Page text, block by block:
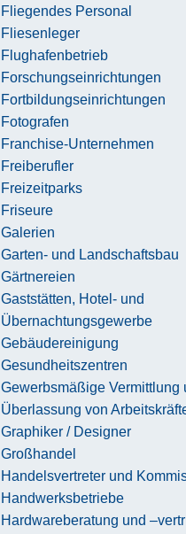
Fliegendes Personal
Fliesenleger
Flughafenbetrieb
Forschungseinrichtungen
Fortbildungseinrichtungen
Fotografen
Franchise-Unternehmen
Freiberufler
Freizeitparks
Friseure
Galerien
Garten- und Landschaftsbau
Gärtnereien
Gaststätten, Hotel- und
Übernachtungsgewerbe
Gebäudereinigung
Gesundheitszentren
Gewerbsmäßige Vermittlung
Überlassung von
Graphiker / Designer
Großhandel
Handelsvertreter und
Handwerksbetriebe
Hardwareberatung und